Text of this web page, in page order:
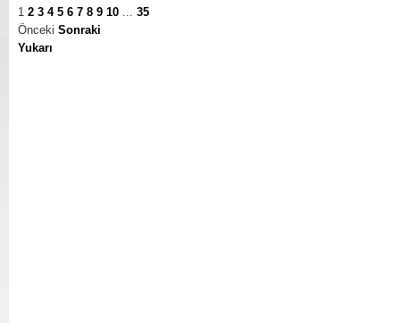
1 2 3 4 5 6 7 8 9 10 ... 35
Önceki Sonraki
Yukarı